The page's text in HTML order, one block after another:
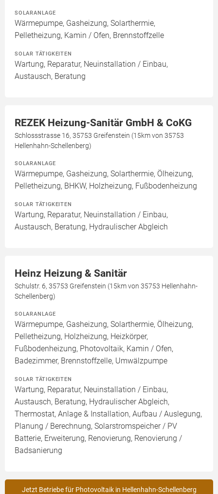
SOLARANLAGE
Wärmepumpe, Gasheizung, Solarthermie,
Pelletheizung, Kamin / Ofen, Brennstoffzelle
SOLAR TÄTIGKEITEN
Wartung, Reparatur, Neuinstallation / Einbau,
Austausch, Beratung
REZEK Heizung-Sanitär GmbH & CoKG
Schlossstrasse 16, 35753 Greifenstein (15km von 35753
Hellenhahn-Schellenberg)
SOLARANLAGE
Wärmepumpe, Gasheizung, Solarthermie, Ölheizung,
Pelletheizung, BHKW, Holzheizung, Fußbodenheizung
SOLAR TÄTIGKEITEN
Wartung, Reparatur, Neuinstallation / Einbau,
Austausch, Beratung, Hydraulischer Abgleich
Heinz Heizung & Sanitär
Schulstr. 6, 35753 Greifenstein (15km von 35753 Hellenhahn-
Schellenberg)
SOLARANLAGE
Wärmepumpe, Gasheizung, Solarthermie, Ölheizung,
Pelletheizung, Holzheizung, Heizkörper,
Fußbodenheizung, Photovoltaik, Kamin / Ofen,
Badezimmer, Brennstoffzelle, Umwälzpumpe
SOLAR TÄTIGKEITEN
Wartung, Reparatur, Neuinstallation / Einbau,
Austausch, Beratung, Hydraulischer Abgleich,
Thermostat, Anlage & Installation, Aufbau / Auslegung,
Planung / Berechnung, Solarstromspeicher / PV
Batterie, Erweiterung, Renovierung, Renovierung /
Badsanierung
Jetzt Betriebe für Photovoltaik in Hellenhahn-Schellenberg